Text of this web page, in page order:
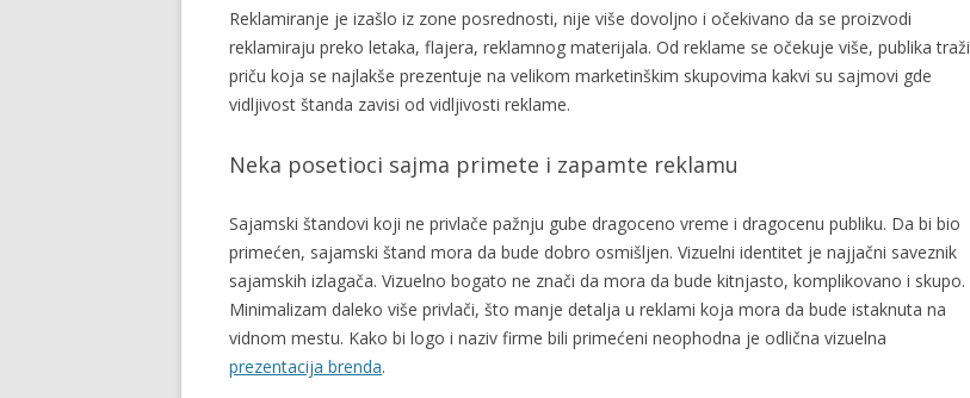
Reklamiranje je izašlo iz zone posrednosti, nije više dovoljno i očekivano da se proizvodi
reklamiraju preko letaka, flajera, reklamnog materijala. Od reklame se očekuje više, publika traži
priču koja se najlakše prezentuje na velikom marketinškim skupovima kakvi su sajmovi gde
vidljivost štanda zavisi od vidljivosti reklame.
Neka posetioci sajma primete i zapamte reklamu
Sajamski štandovi koji ne privlače pažnju gube dragoceno vreme i dragocenu publiku. Da bi bio
primećen, sajamski štand mora da bude dobro osmišljen. Vizuelni identitet je najjačni saveznik
sajamskih izlagača. Vizuelno bogato ne znači da mora da bude kitnjasto, komplikovano i skupo.
Minimalizam daleko više privlači, što manje detalja u reklami koja mora da bude istaknuta na
vidnom mestu. Kako bi logo i naziv firme bili primećeni neophodna je odlična vizuelna
prezentacija brenda.